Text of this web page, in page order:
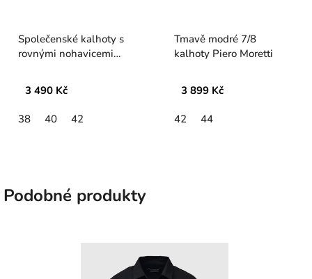
Společenské kalhoty s
rovnými nohavicemi
3 490 Kč
38 40 42
Tmavě modré 7/8
kalhoty Piero Moretti
3 899 Kč
42 44
Podobné produkty